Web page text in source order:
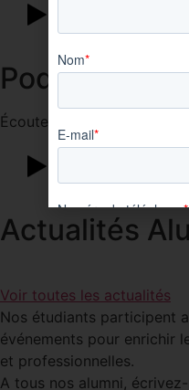
Podcast 2
Écoutez le podcast
Actualités
Voir toutes les actualités
Nos étudiants participent
événements pour enrichir
et professionnelles.
A tous nos alumni,